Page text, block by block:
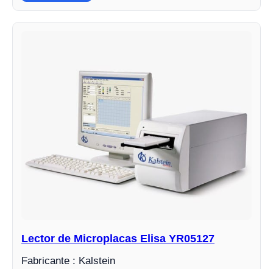
Lector de Microplacas Elisa YR05127
Fabricante : Kalstein